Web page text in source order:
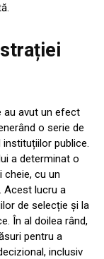
au avut un efect
o serie de
publice.
a determinat o
cheie, cu un
Acest lucru a
de selecție și la
În al doilea rând,
pentru a
inclusiv